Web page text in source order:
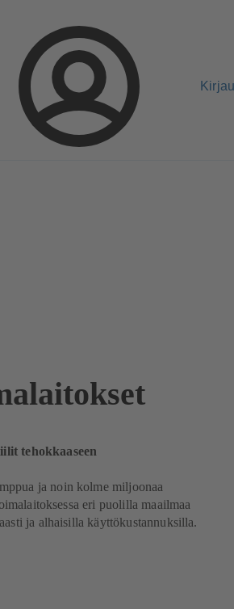
tehokkaaseen
ja noin kolme miljoonaa
eri puolilla maailmaa
ja alhaisilla käyttökustannuksilla.